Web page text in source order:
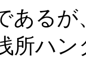
ある
所ハ